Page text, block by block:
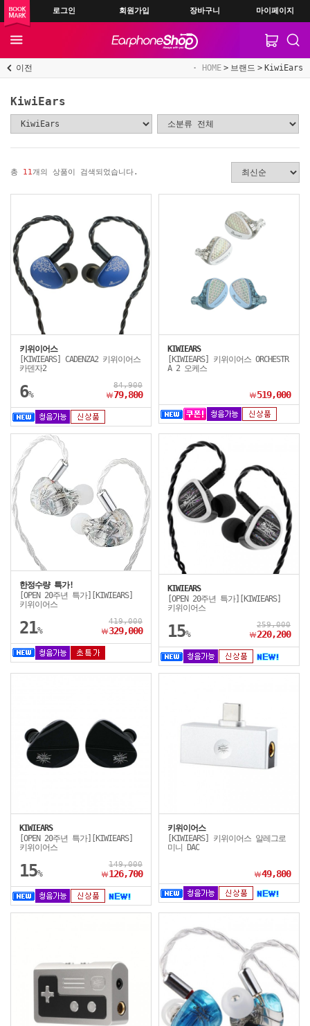
로그인 회원가입 장바구니 마이페이지
이전 HOME 브랜드 KiwiEars
KiwiEars
총 11개의 상품이 검색되었습니다.
키위이어스
[KIWIEARS] CADENZA2 키위이어스
카덴자2
6%
84,900
￦79,800
KIWIEARS
[KIWIEARS] 키위이어스 ORCHESTR
A 2 오케스
￦519,000
한정수량 특가!
[OPEN 20주년 특가][KIWIEARS]
키위이어스
21%
419,000
￦329,000
KIWIEARS
[OPEN 20주년 특가][KIWIEARS]
키위이어스
15%
259,000
￦220,200
KIWIEARS
[OPEN 20주년 특가][KIWIEARS]
키위이어스
15%
149,000
￦126,700
키위이어스
[KIWIEARS] 키위이어스 알레그로
미니 DAC
￦49,800